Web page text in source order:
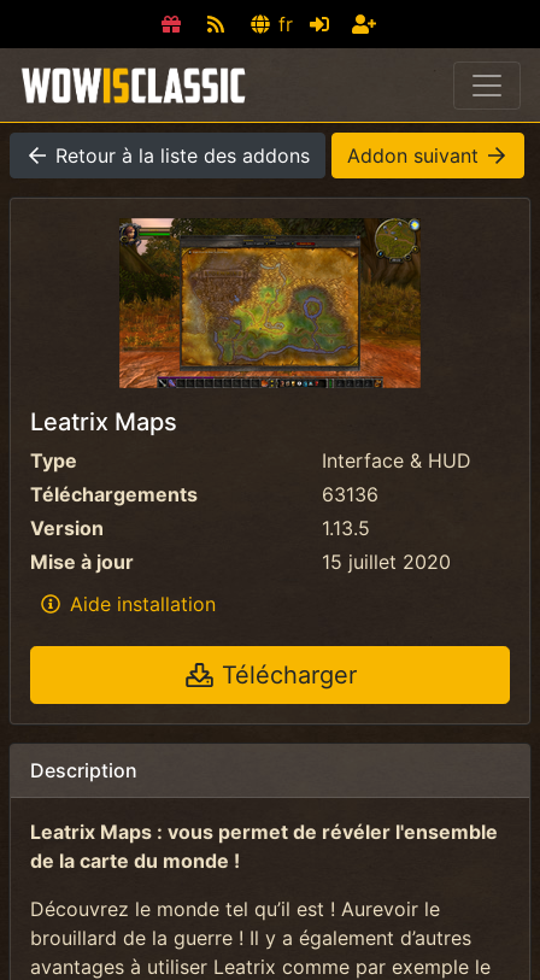
fr
Retour à la liste des addons Addon suivant
Leatrix Maps
Type
Interface & HUD
Téléchargements
63136
Version
1.13.5
Mise à jour
15 juillet 2020
Aide installation
Télécharger
Description
Leatrix Maps : vous permet de révéler l'ensemble
de la carte du monde !
Découvrez le monde tel qu’il est ! Aurevoir le
brouillard de la guerre ! Il y a également d’autres
avantages à utiliser Leatrix comme par exemple le